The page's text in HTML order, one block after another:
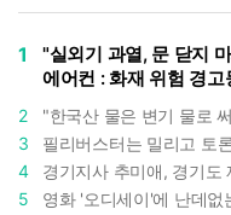
1
"실외기 과열, 문 닫지
에어컨 : 화재 위험 경고
2
3
4
5